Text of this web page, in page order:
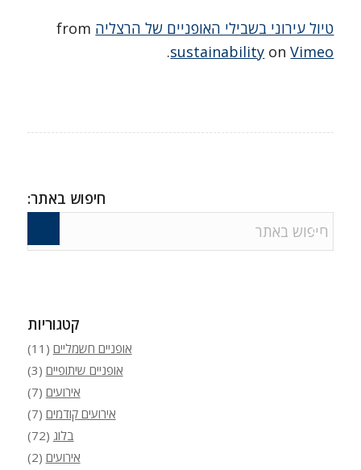
טיול עירוני בשבילי האופניים של הרצליה
sustainability onVimeo
.
חיפוש באתר:
קטגוריות
אופניים חשמליים (11)
אופניים שיתופיים (3)
אירועים (7)
אירועים קודמים (7)
בלוג (72)
אירועים (2)